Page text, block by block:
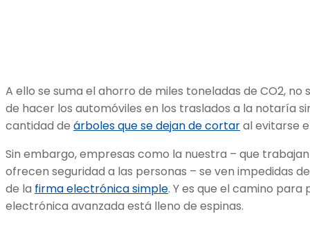
A ello se suma el ahorro de miles toneladas de CO2, no
de hacer los automóviles en los traslados a la notaría
cantidad de árboles que se dejan de cortaral evitarse
Sin embargo, empresas como la nuestra – que
ofrecen seguridad a las personas – se ven impedidas
de la firma electrónica simple. Y es que el camino
electrónica avanzada está lleno de espinas.